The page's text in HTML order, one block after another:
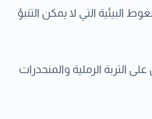
البيئية التي لا يمكن التنبؤ
التربة الرملية والمنحدرات